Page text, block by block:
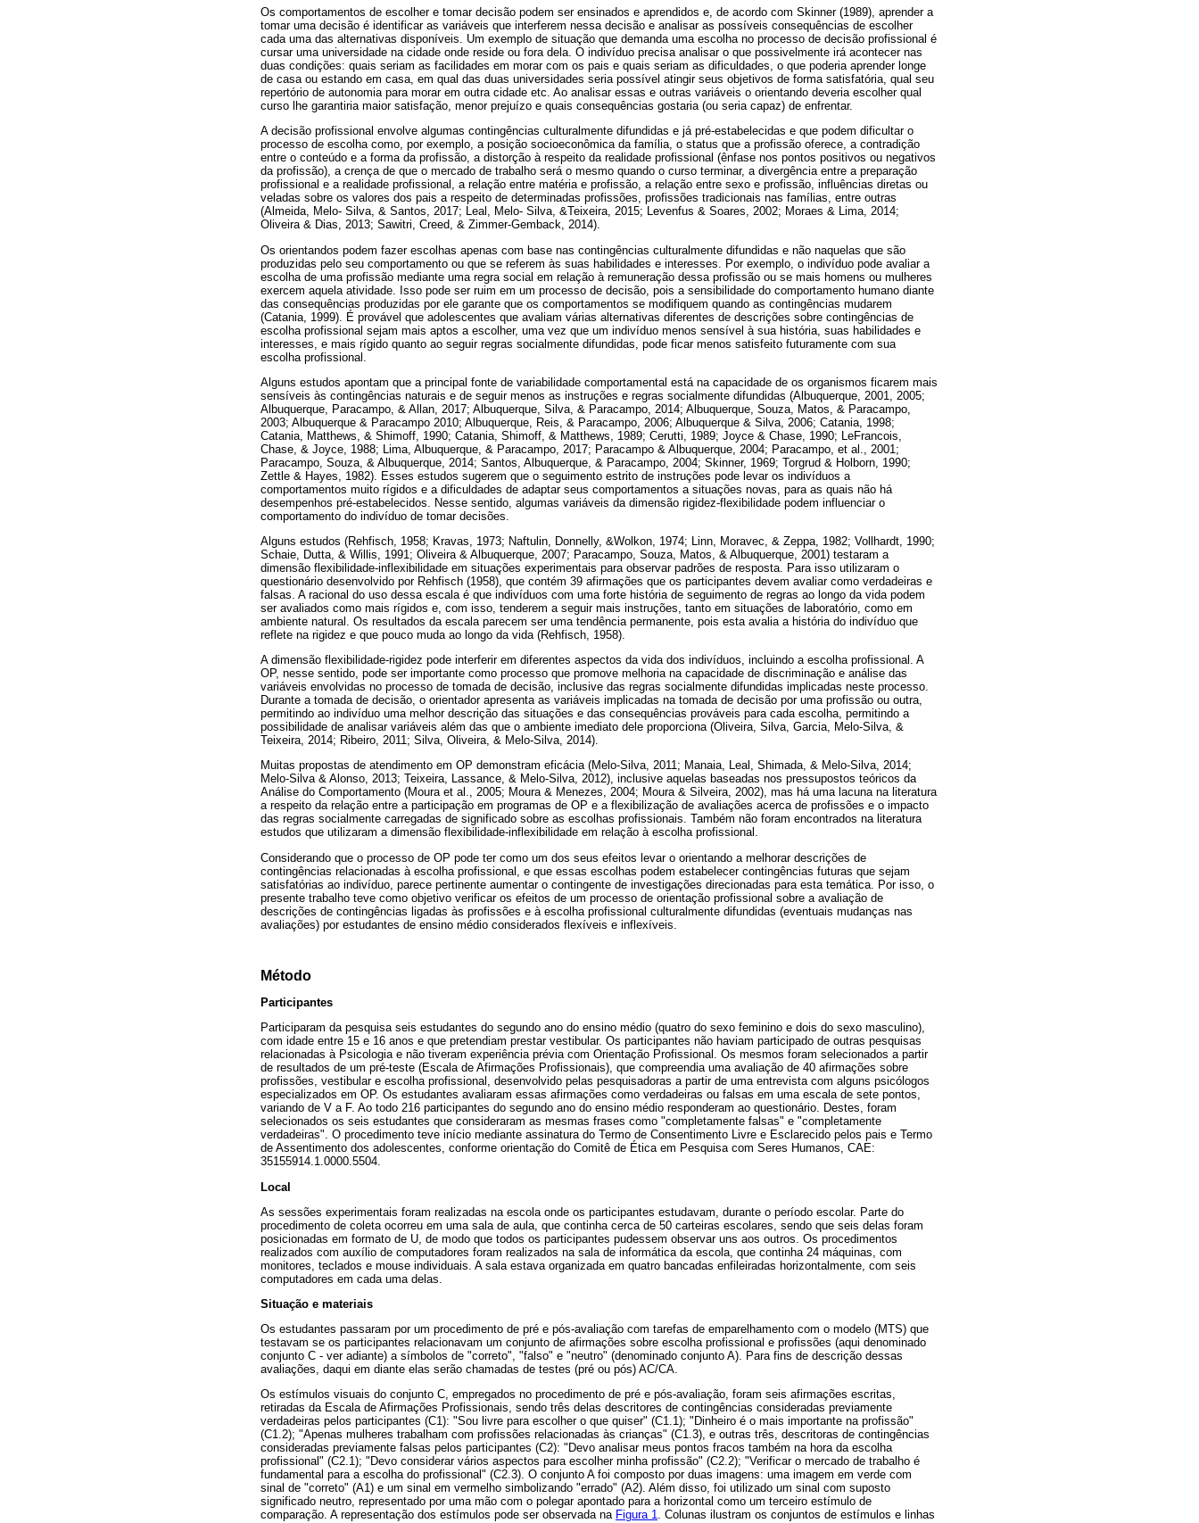
Os comportamentos de escolher e tomar decisão podem ser ensinados e aprendidos e, de acordo com Skinner (1989), aprender a
tomar uma decisão é identificar as variáveis que interferem nessa decisão e analisar as possíveis consequências de escolher
cada uma das alternativas disponíveis. Um exemplo de situação que demanda uma escolha no processo de decisão profissional é
cursar uma universidade na cidade onde reside ou fora dela. O indivíduo precisa analisar o que possivelmente irá acontecer nas
duas condições: quais seriam as facilidades em morar com os pais e quais seriam as dificuldades, o que poderia aprender longe
de casa ou estando em casa, em qual das duas universidades seria possível atingir seus objetivos de forma satisfatória, qual seu
repertório de autonomia para morar em outra cidade etc. Ao analisar essas e outras variáveis o orientando deveria escolher qual
curso lhe garantiria maior satisfação, menor prejuízo e quais consequências gostaria (ou seria capaz) de enfrentar.
A decisão profissional envolve algumas contingências culturalmente difundidas e já pré-estabelecidas e que podem dificultar o
processo de escolha como, por exemplo, a posição socioeconômica da família, o status que a profissão oferece, a contradição
entre o conteúdo e a forma da profissão, a distorção à respeito da realidade profissional (ênfase nos pontos positivos ou negativos
da profissão), a crença de que o mercado de trabalho será o mesmo quando o curso terminar, a divergência entre a preparação
profissional e a realidade profissional, a relação entre matéria e profissão, a relação entre sexo e profissão, influências diretas ou
veladas sobre os valores dos pais a respeito de determinadas profissões, profissões tradicionais nas famílias, entre outras
(Almeida, Melo- Silva, & Santos, 2017; Leal, Melo- Silva, &Teixeira, 2015; Levenfus & Soares, 2002; Moraes & Lima, 2014;
Oliveira & Dias, 2013; Sawitri, Creed, & Zimmer-Gemback, 2014).
Os orientandos podem fazer escolhas apenas com base nas contingências culturalmente difundidas e não naquelas que são
produzidas pelo seu comportamento ou que se referem às suas habilidades e interesses. Por exemplo, o indivíduo pode avaliar a
escolha de uma profissão mediante uma regra social em relação à remuneração dessa profissão ou se mais homens ou mulheres
exercem aquela atividade. Isso pode ser ruim em um processo de decisão, pois a sensibilidade do comportamento humano diante
das consequências produzidas por ele garante que os comportamentos se modifiquem quando as contingências mudarem
(Catania, 1999). É provável que adolescentes que avaliam várias alternativas diferentes de descrições sobre contingências de
escolha profissional sejam mais aptos a escolher, uma vez que um indivíduo menos sensível à sua história, suas habilidades e
interesses, e mais rígido quanto ao seguir regras socialmente difundidas, pode ficar menos satisfeito futuramente com sua
escolha profissional.
Alguns estudos apontam que a principal fonte de variabilidade comportamental está na capacidade de os organismos ficarem mais
sensíveis às contingências naturais e de seguir menos as instruções e regras socialmente difundidas (Albuquerque, 2001, 2005;
Albuquerque, Paracampo, & Allan, 2017; Albuquerque, Silva, & Paracampo, 2014; Albuquerque, Souza, Matos, & Paracampo,
2003; Albuquerque & Paracampo 2010; Albuquerque, Reis, & Paracampo, 2006; Albuquerque & Silva, 2006; Catania, 1998;
Catania, Matthews, & Shimoff, 1990; Catania, Shimoff, & Matthews, 1989; Cerutti, 1989; Joyce & Chase, 1990; LeFrancois,
Chase, & Joyce, 1988; Lima, Albuquerque, & Paracampo, 2017; Paracampo & Albuquerque, 2004; Paracampo, et al., 2001;
Paracampo, Souza, & Albuquerque, 2014; Santos, Albuquerque, & Paracampo, 2004; Skinner, 1969; Torgrud & Holborn, 1990;
Zettle & Hayes, 1982). Esses estudos sugerem que o seguimento estrito de instruções pode levar os indivíduos a
comportamentos muito rígidos e a dificuldades de adaptar seus comportamentos a situações novas, para as quais não há
desempenhos pré-estabelecidos. Nesse sentido, algumas variáveis da dimensão rigidez-flexibilidade podem influenciar o
comportamento do indivíduo de tomar decisões.
Alguns estudos (Rehfisch, 1958; Kravas, 1973; Naftulin, Donnelly, &Wolkon, 1974; Linn, Moravec, & Zeppa, 1982; Vollhardt, 1990;
Schaie, Dutta, & Willis, 1991; Oliveira & Albuquerque, 2007; Paracampo, Souza, Matos, & Albuquerque, 2001) testaram a
dimensão flexibilidade-inflexibilidade em situações experimentais para observar padrões de resposta. Para isso utilizaram o
questionário desenvolvido por Rehfisch (1958), que contém 39 afirmações que os participantes devem avaliar como verdadeiras e
falsas. A racional do uso dessa escala é que indivíduos com uma forte história de seguimento de regras ao longo da vida podem
ser avaliados como mais rígidos e, com isso, tenderem a seguir mais instruções, tanto em situações de laboratório, como em
ambiente natural. Os resultados da escala parecem ser uma tendência permanente, pois esta avalia a história do indivíduo que
reflete na rigidez e que pouco muda ao longo da vida (Rehfisch, 1958).
A dimensão flexibilidade-rigidez pode interferir em diferentes aspectos da vida dos indivíduos, incluindo a escolha profissional. A
OP, nesse sentido, pode ser importante como processo que promove melhoria na capacidade de discriminação e análise das
variáveis envolvidas no processo de tomada de decisão, inclusive das regras socialmente difundidas implicadas neste processo.
Durante a tomada de decisão, o orientador apresenta as variáveis implicadas na tomada de decisão por uma profissão ou outra,
permitindo ao indivíduo uma melhor descrição das situações e das consequências prováveis para cada escolha, permitindo a
possibilidade de analisar variáveis além das que o ambiente imediato dele proporciona (Oliveira, Silva, Garcia, Melo-Silva, &
Teixeira, 2014; Ribeiro, 2011; Silva, Oliveira, & Melo-Silva, 2014).
Muitas propostas de atendimento em OP demonstram eficácia (Melo-Silva, 2011; Manaia, Leal, Shimada, & Melo-Silva, 2014;
Melo-Silva & Alonso, 2013; Teixeira, Lassance, & Melo-Silva, 2012), inclusive aquelas baseadas nos pressupostos teóricos da
Análise do Comportamento (Moura et al., 2005; Moura & Menezes, 2004; Moura & Silveira, 2002), mas há uma lacuna na literatura
a respeito da relação entre a participação em programas de OP e a flexibilização de avaliações acerca de profissões e o impacto
das regras socialmente carregadas de significado sobre as escolhas profissionais. Também não foram encontrados na literatura
estudos que utilizaram a dimensão flexibilidade-inflexibilidade em relação à escolha profissional.
Considerando que o processo de OP pode ter como um dos seus efeitos levar o orientando a melhorar descrições de
contingências relacionadas à escolha profissional, e que essas escolhas podem estabelecer contingências futuras que sejam
satisfatórias ao indivíduo, parece pertinente aumentar o contingente de investigações direcionadas para esta temática. Por isso, o
presente trabalho teve como objetivo verificar os efeitos de um processo de orientação profissional sobre a avaliação de
descrições de contingências ligadas às profissões e à escolha profissional culturalmente difundidas (eventuais mudanças nas
avaliações) por estudantes de ensino médio considerados flexíveis e inflexíveis.
Método
Participantes
Participaram da pesquisa seis estudantes do segundo ano do ensino médio (quatro do sexo feminino e dois do sexo masculino),
com idade entre 15 e 16 anos e que pretendiam prestar vestibular. Os participantes não haviam participado de outras pesquisas
relacionadas à Psicologia e não tiveram experiência prévia com Orientação Profissional. Os mesmos foram selecionados a partir
de resultados de um pré-teste (Escala de Afirmações Profissionais), que compreendia uma avaliação de 40 afirmações sobre
profissões, vestibular e escolha profissional, desenvolvido pelas pesquisadoras a partir de uma entrevista com alguns psicólogos
especializados em OP. Os estudantes avaliaram essas afirmações como verdadeiras ou falsas em uma escala de sete pontos,
variando de V a F. Ao todo 216 participantes do segundo ano do ensino médio responderam ao questionário. Destes, foram
selecionados os seis estudantes que consideraram as mesmas frases como "completamente falsas" e "completamente
verdadeiras". O procedimento teve início mediante assinatura do Termo de Consentimento Livre e Esclarecido pelos pais e Termo
de Assentimento dos adolescentes, conforme orientação do Comitê de Ética em Pesquisa com Seres Humanos, CAE:
35155914.1.0000.5504.
Local
As sessões experimentais foram realizadas na escola onde os participantes estudavam, durante o período escolar. Parte do
procedimento de coleta ocorreu em uma sala de aula, que continha cerca de 50 carteiras escolares, sendo que seis delas foram
posicionadas em formato de U, de modo que todos os participantes pudessem observar uns aos outros. Os procedimentos
realizados com auxílio de computadores foram realizados na sala de informática da escola, que continha 24 máquinas, com
monitores, teclados e mouse individuais. A sala estava organizada em quatro bancadas enfileiradas horizontalmente, com seis
computadores em cada uma delas.
Situação e materiais
Os estudantes passaram por um procedimento de pré e pós-avaliação com tarefas de emparelhamento com o modelo (MTS) que
testavam se os participantes relacionavam um conjunto de afirmações sobre escolha profissional e profissões (aqui denominado
conjunto C - ver adiante) a símbolos de "correto", "falso" e "neutro" (denominado conjunto A). Para fins de descrição dessas
avaliações, daqui em diante elas serão chamadas de testes (pré ou pós) AC/CA.
Os estímulos visuais do conjunto C, empregados no procedimento de pré e pós-avaliação, foram seis afirmações escritas,
retiradas da Escala de Afirmações Profissionais, sendo três delas descritores de contingências consideradas previamente
verdadeiras pelos participantes (C1): "Sou livre para escolher o que quiser" (C1.1); "Dinheiro é o mais importante na profissão"
(C1.2); "Apenas mulheres trabalham com profissões relacionadas às crianças" (C1.3), e outras três, descritoras de contingências
consideradas previamente falsas pelos participantes (C2): "Devo analisar meus pontos fracos também na hora da escolha
profissional" (C2.1); "Devo considerar vários aspectos para escolher minha profissão" (C2.2); "Verificar o mercado de trabalho é
fundamental para a escolha do profissional" (C2.3). O conjunto A foi composto por duas imagens: uma imagem em verde com
sinal de "correto" (A1) e um sinal em vermelho simbolizando "errado" (A2). Além disso, foi utilizado um sinal com suposto
significado neutro, representado por uma mão com o polegar apontado para a horizontal como um terceiro estímulo de
comparação. A representação dos estímulos pode ser observada na Figura 1. Colunas ilustram os conjuntos de estímulos e linhas